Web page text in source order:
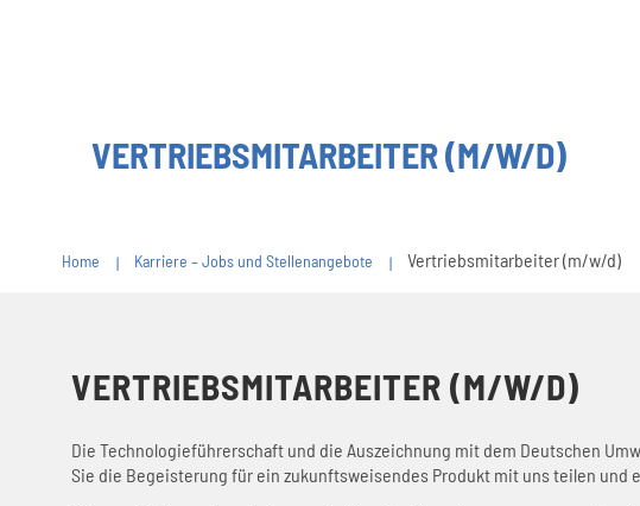
VERTRIEBSMITARBEITER (M/W/D)
Home Karriere – Jobs und Stellenangebote Vertriebsmitarbeiter (m/w/d)
VERTRIEBSMITARBEITER (M/W/D)
Die Technologieführerschaft und die Auszeichnung mit dem Deutschen
Sie die Begeisterung für ein zukunftsweisendes Produkt mit uns teilen und